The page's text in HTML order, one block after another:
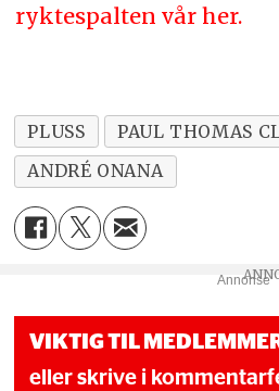
ryktespalten vår her.
PLUSS PAUL THOMAS
ANDRÉ ONANA
Annonse
VIKTIG TIL
eller skrive i